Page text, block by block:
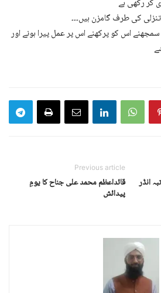
کر رکھی ہے
کی طرف گامزن ہیں۔۔۔
اس کو پرکھنے اس پر عمل پیرا ہونے اور
Previous article
قائداعظم محمد علی جناح کا یومِ
پیدائش
انڈر